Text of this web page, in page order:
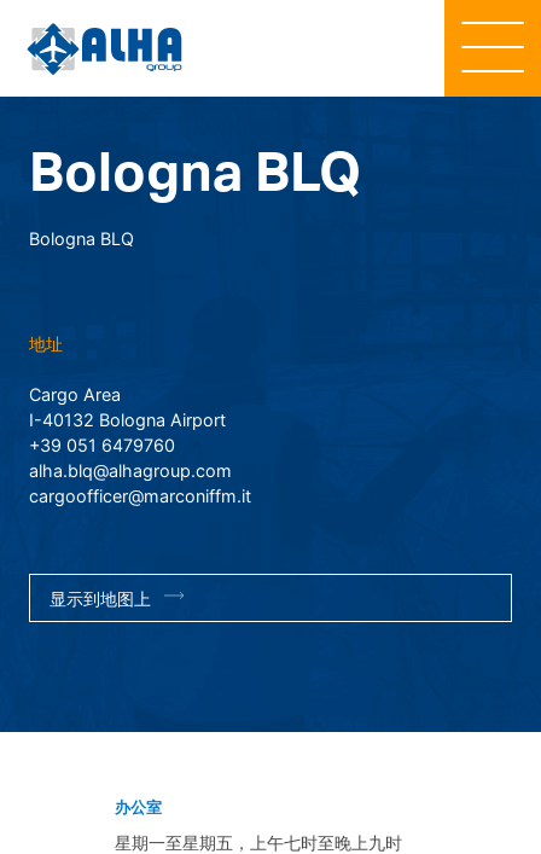
Bologna BLQ
Bologna BLQ
地址
Cargo Area
I-40132 Bologna Airport
+39 051 6479760
alha.blq@alhagroup.com
cargoofficer@marconiffm.it
显示到地图上
办公室
星期一至星期五，上午七时至晚上九时